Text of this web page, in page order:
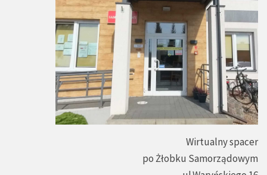
Wirtualny spacer
po Żłobku Samorządowym